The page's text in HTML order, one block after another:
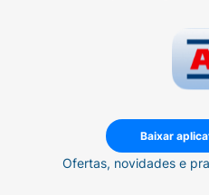
Baixar
Ofertas, novidades e